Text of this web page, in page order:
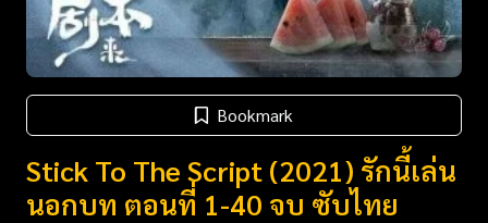
Bookmark
Stick To The Script (2021) รักนี้เล่น
นอกบท ตอนที่ 1-40 จบ ซับไทย